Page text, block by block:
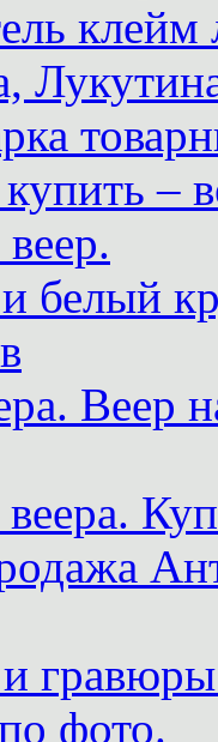
–
белый
Веер
фото.